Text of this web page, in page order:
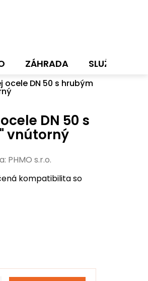
ZÁHRADA SLUŽBY
ocele DN 50 s hrubým
kompatibilita so
DN 50 s
vnútorný
PHMO s.r.o.